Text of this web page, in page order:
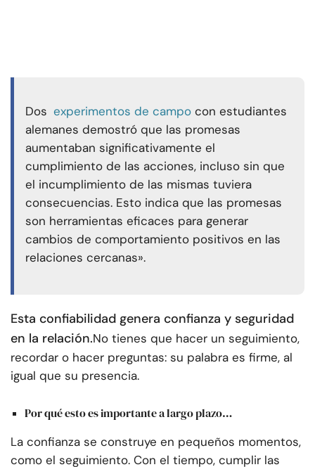
Dos experimentos de campo con estudiantes
alemanes demostró que las promesas
aumentaban significativamente el
cumplimiento de las acciones, incluso sin que
el incumplimiento de las mismas tuviera
consecuencias. Esto indica que las promesas
son herramientas eficaces para generar
cambios de comportamiento positivos en las
relaciones cercanas».
Esta confiabilidad genera confianza y seguridad
en la relación.No tienes que hacer un seguimiento,
recordar o hacer preguntas: su palabra es firme, al
igual que su presencia.
Por qué esto es importante a largo plazo…
La confianza se construye en pequeños momentos,
como el seguimiento. Con el tiempo, cumplir las